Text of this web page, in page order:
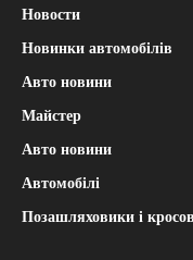
Новости
Новинки автомобілів
Авто новини
Майстер
Авто новини
Автомобілі
Позашляховики і